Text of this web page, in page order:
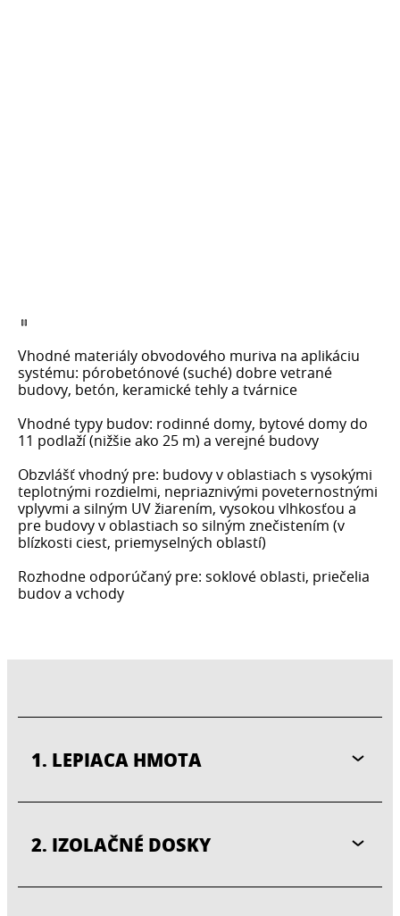
Vhodné materiály obvodového muriva na aplikáciu
systému: pórobetónové (suché) dobre vetrané
budovy, betón, keramické tehly a tvárnice
Vhodné typy budov: rodinné domy, bytové domy do
11 podlaží (nižšie ako 25 m) a verejné budovy
Obzvlášť vhodný pre: budovy v oblastiach s vysokými
teplotnými rozdielmi, nepriaznivými poveternostnými
vplyvmi a silným UV žiarením, vysokou vlhkosťou a
pre budovy v oblastiach so silným znečistením (v
blízkosti ciest, priemyselných oblastí)
Rozhodne odporúčaný pre: soklové oblasti, priečelia
budov a vchody
1. LEPIACA HMOTA
2. IZOLAČNÉ DOSKY